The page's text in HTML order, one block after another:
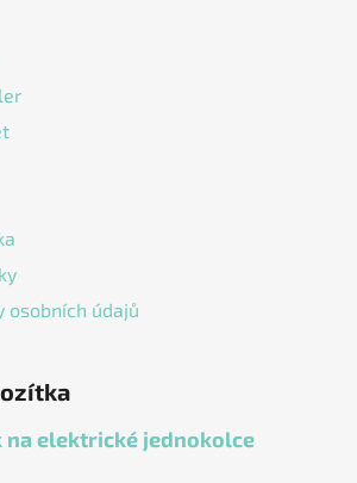
osobních údajů
na elektrické jednokolce